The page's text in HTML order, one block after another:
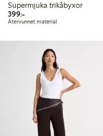
Supermjuka trikåbyxor
399:-399,00 kr
Återvunnet material